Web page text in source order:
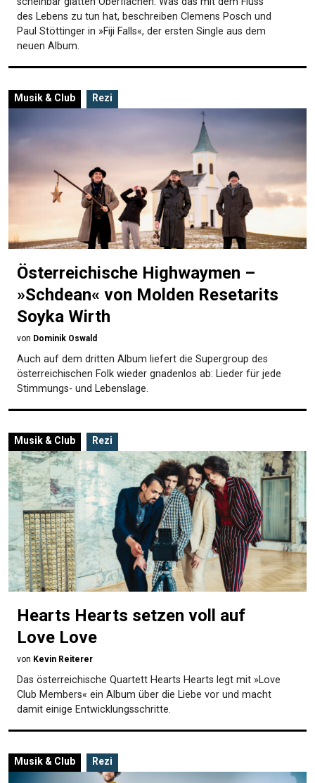
des Lebens zu tun hat, beschreiben Clemens Posch und
Paul Stöttinger in »Fiji Falls«, der ersten Single aus dem
neuen Album.
Musik & Club Rezi
Österreichische Highwaymen –
»Schdean« von Molden Resetarits
Soyka Wirth
von Dominik Oswald
Auch auf dem dritten Album liefert die Supergroup des
österreichischen Folk wieder gnadenlos ab: Lieder für jede
Stimmungs- und Lebenslage.
Musik & Club Rezi
Hearts Hearts setzen voll auf
Love Love
von Kevin Reiterer
Das österreichische Quartett Hearts Hearts legt mit »Love
Club Members« ein Album über die Liebe vor und macht
damit einige Entwicklungsschritte.
Musik & Club Rezi